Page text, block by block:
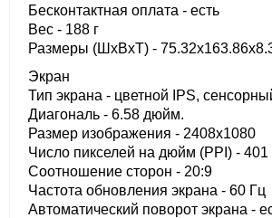
Бесконтактная оплата - есть
Вес - 188 г
Размеры (ШxВxТ) -
Экран
Тип экрана - цветной IPS,
Диагональ - 6.58 дюйм.
Размер изображения - 2408x1080
Число пикселей на дюйм (PPI) - 401
Соотношение сторон - 20:9
Частота обновления экрана - 60 Гц
Автоматический поворот экрана -